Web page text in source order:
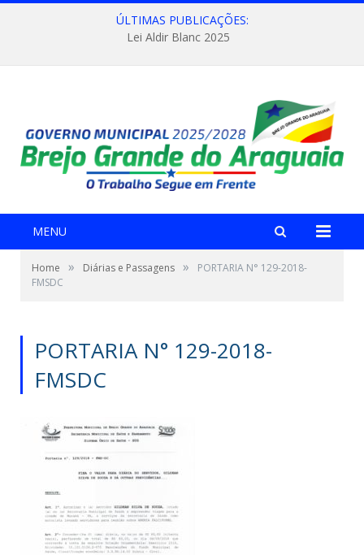
ÚLTIMAS PUBLICAÇÕES:
Lei Aldir Blanc 2025
MENU
Home » Diárias e Passagens »
PORTARIA N° 129-2018-
FMSDC
PORTARIA N° 129-2018-
FMSDC